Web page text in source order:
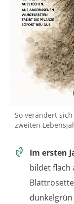
So verändert
zweiten
Im ersten
bildet flach